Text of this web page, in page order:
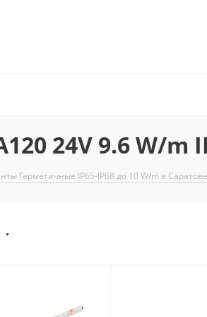
24V 9.6 W/m
Герметичные IP65-IP68 до 10 W/m в Саратове